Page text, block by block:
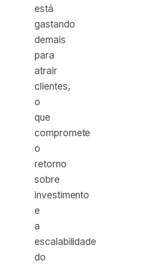
está
gastando
demais
para
atrair
clientes,
o
que
compromete
o
retorno
sobre
investimento
e
a
escalabilidade
do